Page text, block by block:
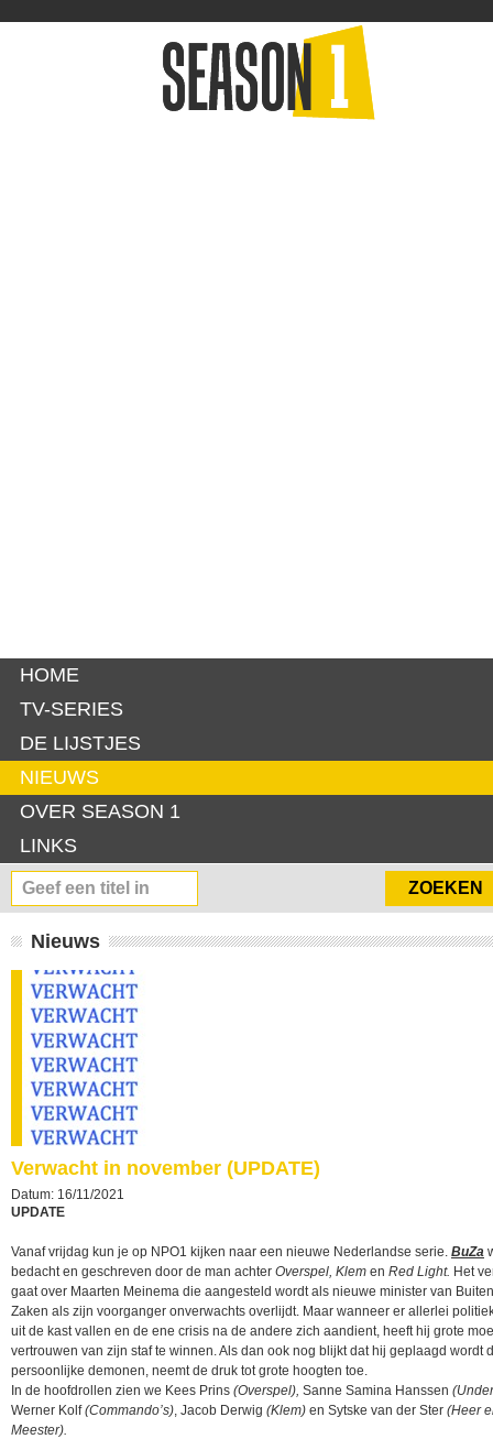
HOME
TV-SERIES
DE LIJSTJES
NIEUWS
OVER SEASON 1
LINKS
Nieuws
Verwacht in november (UPDATE)
Datum: 16/11/2021
UPDATE
Vanaf vrijdag kun je op NPO1 kijken naar een nieuwe Nederlandse serie. BuZa
bedacht en geschreven door de man achter Overspel, Klem en Red Light. Het
gaat over Maarten Meinema die aangesteld wordt als nieuwe minister van
Zaken als zijn voorganger onverwachts overlijdt. Maar wanneer er allerlei
uit de kast vallen en de ene crisis na de andere zich aandient, heeft hij grote
vertrouwen van zijn staf te winnen. Als dan ook nog blijkt dat hij geplaagd wordt
persoonlijke demonen, neemt de druk tot grote hoogten toe.
In de hoofdrollen zien we Kees Prins (Overspel), Sanne Samina Hanssen
Werner Kolf(Commando’s), Jacob Derwig (Klem) en Sytske van der Ster (Heer
Meester).